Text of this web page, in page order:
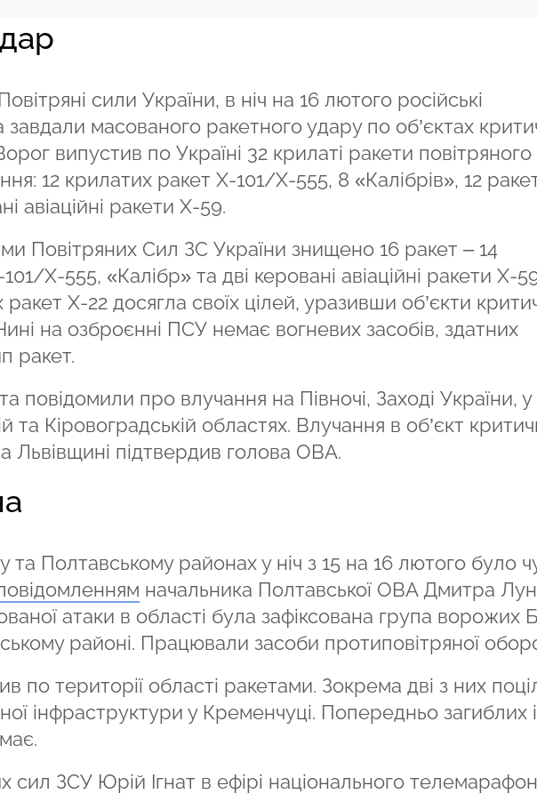
Повітряні сили України, в ніч на 16 лютого російські
завдали масованого ракетного удару по об’єктах
випустив по Україні 32 крилаті ракети повітряного
12 крилатих ракет Х-101/Х-555, 8 «Калібрів», 12
авіаційні ракети Х-59.
Повітряних Сил ЗС України знищено 16 ракет – 14
Х-555, «Калібр» та дві керовані авіаційні ракети Х-
Х-22 досягла своїх цілей, уразивши об’єкти
на озброєнні ПСУ немає вогневих засобів, здатних
ракет.
повідомили про влучання на Півночі, Заході України, у
та Кіровоградській областях. Влучання в об’єкт
Львівщині підтвердив голова ОВА.
Полтавському районах у ніч з 15 на 16 лютого було
начальника Полтавської ОВА Дмитра
атаки в області була зафіксована група ворожих
районі. Працювали засоби протиповітряної
по території області ракетами. Зокрема дві з них
інфраструктури у Кременчуці. Попередньо загиблих і
сил ЗСУ Юрій Ігнат в ефірі національного